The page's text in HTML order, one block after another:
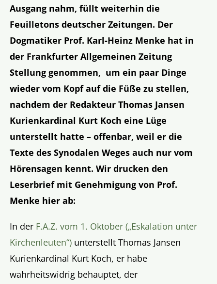
Ausgang nahm, füllt weiterhin die
Feuilletons deutscher Zeitungen. Der
Dogmatiker Prof. Karl-Heinz Menke hat in
der Frankfurter Allgemeinen Zeitung
Stellung genommen, um ein paar Dinge
wieder vom Kopf auf die Füße zu stellen,
nachdem der Redakteur Thomas Jansen
Kurienkardinal Kurt Koch eine Lüge
unterstellt hatte – offenbar, weil er die
Texte des Synodalen Weges auch nur vom
Hörensagen kennt. Wir drucken den
Leserbrief mit Genehmigung von Prof.
Menke hier ab:
In der F.A.Z. vom 1. Oktober („Eskalation unter
Kirchenleuten“) unterstellt Thomas Jansen
Kurienkardinal Kurt Koch, er habe
wahrheitswidrig behauptet, der